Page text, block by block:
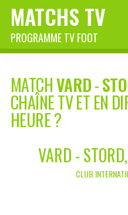
MATCHS TV
PROGRAMME TV FOOT
MATCHVARD-
CHAÎNE TV ET EN
HEURE ?
VARD -
CLUB